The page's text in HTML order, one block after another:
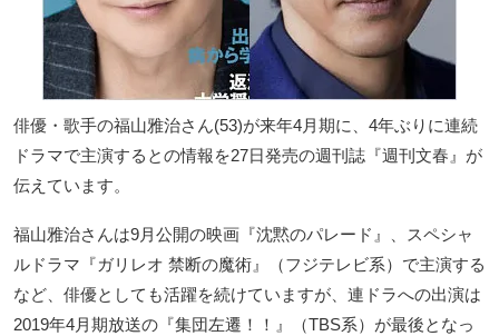
俳優・歌手の福山雅治さん(53)が来年4月期に、4年ぶりに連続
ドラマで主演するとの情報を27日発売の週刊誌『週刊文春』が
伝えています。
福山雅治さんは9月公開の映画『沈黙のパレード』、スペシャ
ルドラマ『ガリレオ 禁断の魔術』（フジテレビ系）で主演する
など、俳優としても活躍を続けていますが、連ドラへの出演は
2019年4月期放送の『集団左遷！！』（TBS系）が最後となっ